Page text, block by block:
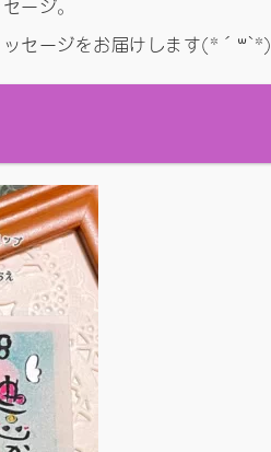
セージをお届けします(*´꒳`*)